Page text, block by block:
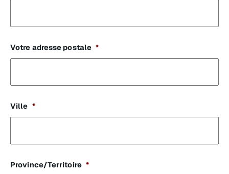
Votre adresse postale *
Ville *
Province/Territoire *